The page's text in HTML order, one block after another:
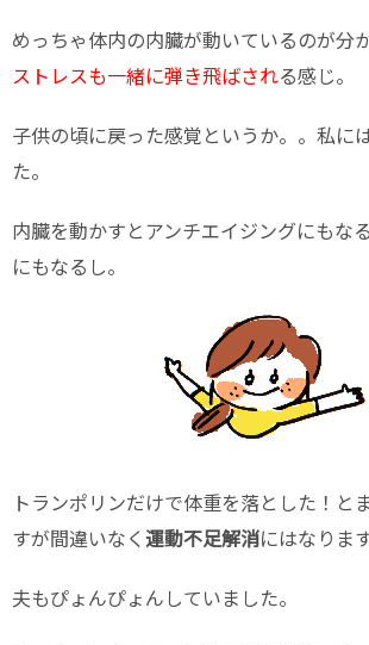
めっちゃ体内の内臓が動いているのが分
ストレスも一緒に弾き飛ばされる感じ。
子供の頃に戻った感覚というか。。私に
た。
内臓を動かすとアンチエイジングにもな
にもなるし。
トランポリンだけで体重を落とした！と
すが間違いなく 運動不足解消にはなります
夫もぴょんぴょんしていました。